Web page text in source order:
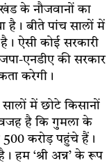
के नौजवानों का
है। बीते पांच सालों में
ऐसी कोई सरकारी
एनडीए की सरकार
करेगी।
में छोटे किसानों
वजह है कि गुमला के
500 करोड़ पहुंचे हैं।
हम ‘श्री अन्न’ के रूप